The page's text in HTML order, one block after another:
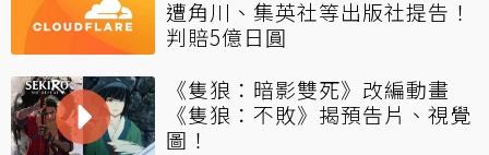
遭角川、集英社等出版社提告！
判賠5億日圓
《隻狼：暗影雙死》改編動畫
《隻狼：不敗》揭預告片、視覺
圖！